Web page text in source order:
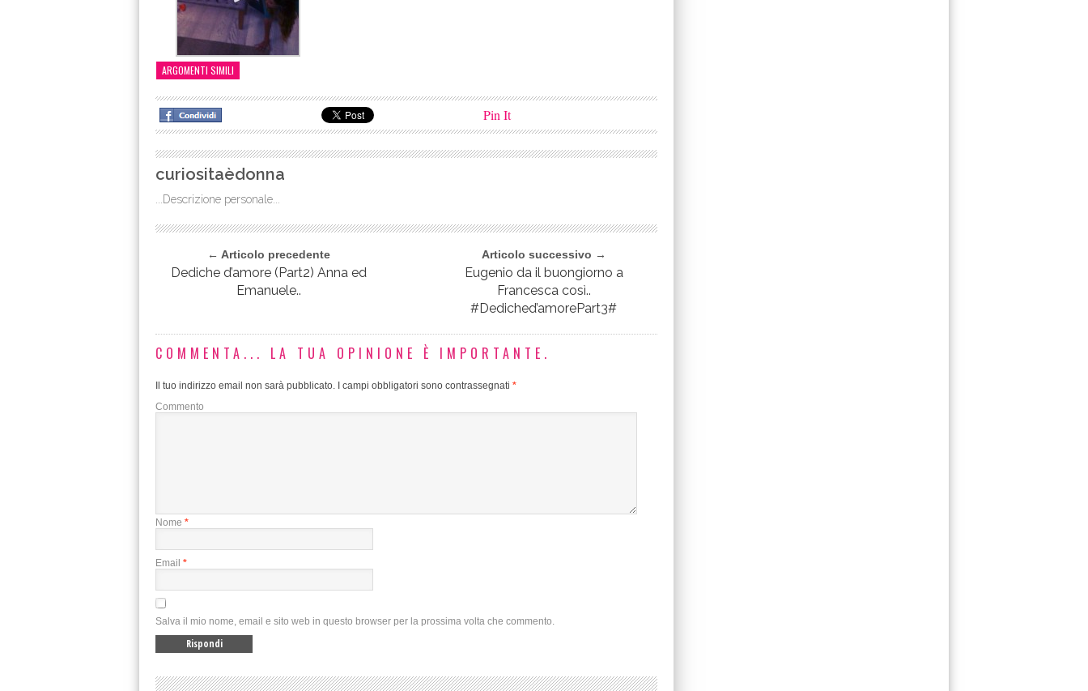
ARGOMENTI SIMILI
Pin It
curiositaèdonna
...Descrizione personale...
← Articolo precedente
Dediche d’amore (Part2) Anna ed
Emanuele..
Articolo successivo →
Eugenio da il buongiorno a
Francesca così..
#Dediched’amorePart3#
COMMENTA... LA TUA OPINIONE È IMPORTANTE.
Il tuo indirizzo email non sarà pubblicato. I campi obbligatori sono contrassegnati *
Commento
Nome *
Email *
Salva il mio nome, email e sito web in questo browser per la prossima volta che commento.